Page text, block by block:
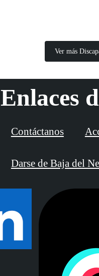
Ver más
Enlaces
Contáctanos
Darse de Baja del